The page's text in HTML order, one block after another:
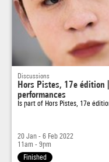
Discussions
Hors Pistes, 17e édition
performances
Is part of Hors Pistes, 17e
20 Jan - 6 Feb 2022
11am - 9pm
Finished